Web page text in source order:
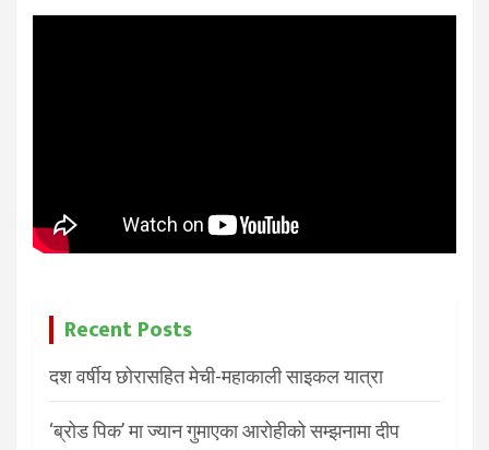
Recent Posts
दश वर्षीय छोरासहित मेची-महाकाली साइकल यात्रा
‘ब्रोड पिक’ मा ज्यान गुमाएका आरोहीको सम्झनामा दीप